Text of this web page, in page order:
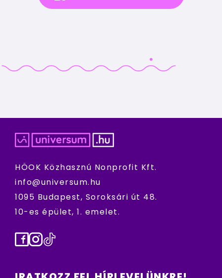
HÖOK Közhasznú Nonprofit Kft.
info@universum.hu
1095 Budapest, Soroksári út 48.
10-es épület, 1. emelet.
Facebook
Instagram
TikTok